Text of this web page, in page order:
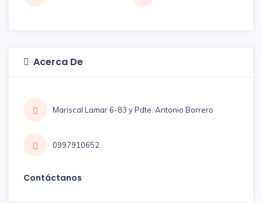
Acerca De
Mariscal Lamar 6-83 y Pdte. Antonio Borrero
0997910652
Contáctanos